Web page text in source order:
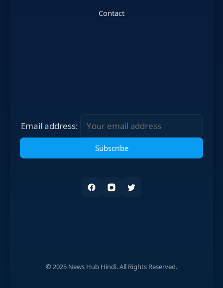
Contact
Email address:
© 2025 News Hub Hindi. All Rights Reserved.